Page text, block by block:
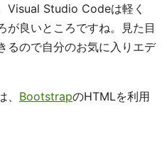
Visual Studio Codeは軽く
が良いところですね。見た目
るので自分のお気に入りエデ
BootstrapのHTMLを利用